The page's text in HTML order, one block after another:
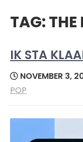
TAG:THE
IK STA
NOVEMBER 3,
POP